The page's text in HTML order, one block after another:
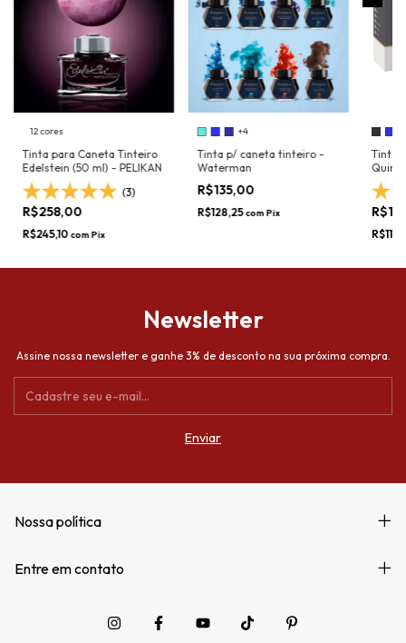
12 cores
Tinta para Caneta Tinteiro
Edelstein (50 ml) - PELIKAN
(3)
R$258,00
R$245,10 com Pix
+4
Tinta p/ caneta tinteiro -
Waterman
R$135,00
R$128,25com Pix
Tinta
Quink
Newsletter
Assine nossa newsletter e ganhe 3% de desconto na sua próxima compra.
Nossa política
Entre em contato